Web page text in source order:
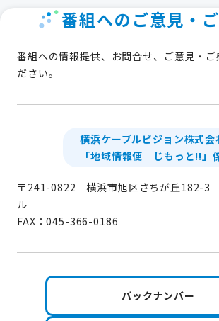
番組へのご意見・
番組への情報提供、お問合せ、ご意見・ご
ださい。
横浜ケーブルビジョン株式
「地域情報便 じもっと!!」
〒241-0822 横浜市旭区さちが丘182-3
ル
FAX：045-366-0186
バックナンバー